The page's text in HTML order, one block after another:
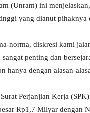
(Unram) ini
yang dianut pihaknya
norma, diskresi kami
penting dan
hanya dengan alasan-
Perjanjian Kerja
Rp1,7 Milyar dengan